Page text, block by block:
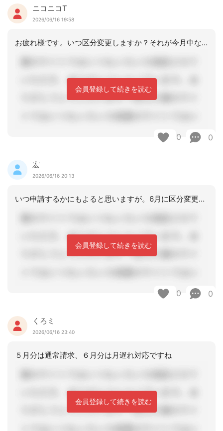
ニコニコT
2026/06/16 19:58
お疲れ様です。いつ区分変更しますか？それが今月中なら変更結果がでるまで請求は保留
会員登録して続きを読む
0 0
宏
2026/06/16 20:13
いつ申請するかにもよると思いますが。6月に区分変更かけるなら6月分は認定がでた後
会員登録して続きを読む
0 0
くろミ
2026/06/16 23:40
５月分は通常請求、６月分は月遅れ対応ですね
会員登録して続きを読む